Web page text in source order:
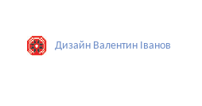
Дизайн Валентин Iванов